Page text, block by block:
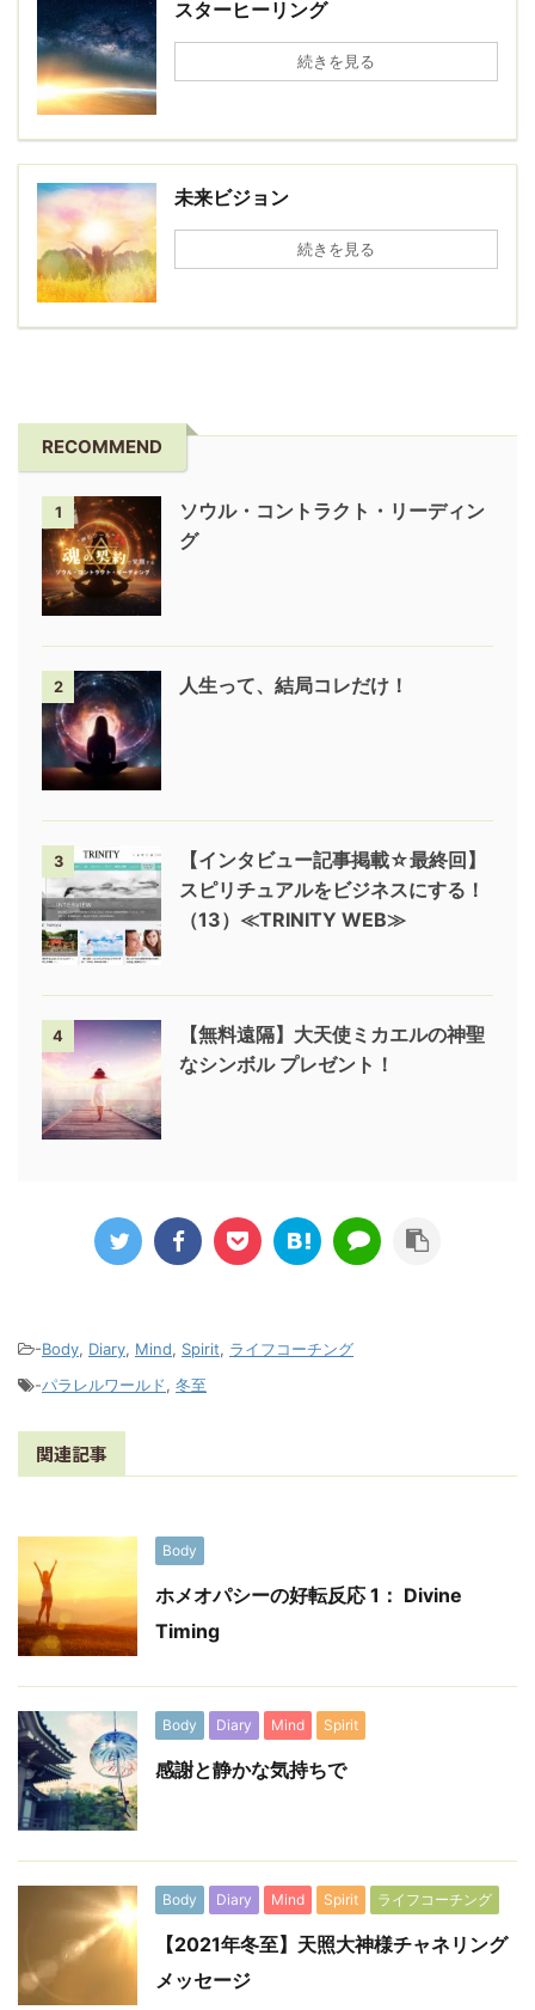
スターヒーリング
続きを見る
未来ビジョン
続きを見る
RECOMMEND
1
ソウル・コントラクト・リーディン
グ
2 人生って、結局コレだけ！
3
【インタビュー記事掲載☆最終回】
スピリチュアルをビジネスにする！
（13）≪TRINITY WEB≫
4
【無料遠隔】大天使ミカエルの神聖
なシンボル プレゼント！
-Body, Diary, Mind, Spirit, ライフコーチング
-パラレルワールド, 冬至
関連記事
Body
ホメオパシーの好転反応 1： Divine
Timing
Body Diary Mind Spirit
感謝と静かな気持ちで
Body Diary Mind Spirit ライフコーチング
【2021年冬至】天照大神様チャネリング
メッセージ